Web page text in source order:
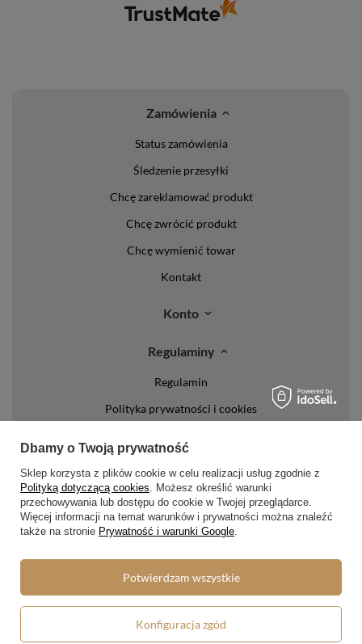
Zamówienia
Status zamówienia
Śledzenie przesyłki
Chcę zareklamować produkt
Chcę zwrócić produkt
Chcę wymienić towar
Kontakt
Konto
Regulaminy
Regulamin
Polityka prywatności i cookies
Formy dostawy
Media społecznościowe
W sklepie prezentujemy ceny brutto (z VAT).
Dbamy o Twoją prywatność
Sklep korzysta z plików cookie w celu realizacji usług zgodnie z
Polityką dotyczącą cookies. Możesz określić warunki
przechowywania lub dostępu do cookie w Twojej przeglądarce.
Więcej informacji na temat warunków i prywatności można znaleźć
także na stronie Prywatność i warunki Google.
Konfiguracja zgód
Potwierdzam wszystkie